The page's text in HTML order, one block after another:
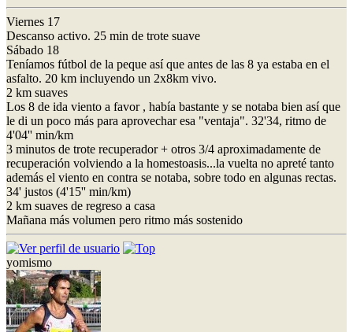
Viernes 17
Descanso activo. 25 min de trote suave
Sábado 18
Teníamos fútbol de la peque así que antes de las 8 ya estaba en el
asfalto. 20 km incluyendo un 2x8km vivo.
2 km suaves
Los 8 de ida viento a favor , había bastante y se notaba bien así que
le di un poco más para aprovechar esa "ventaja". 32'34, ritmo de
4'04'' min/km
3 minutos de trote recuperador + otros 3/4 aproximadamente de
recuperación volviendo a la homestoasis...la vuelta no apreté tanto
además el viento en contra se notaba, sobre todo en algunas rectas.
34' justos (4'15'' min/km)
2 km suaves de regreso a casa
Mañana más volumen pero ritmo más sostenido
yomismo